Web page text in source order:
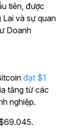
tiên, được
và sự quan
Doanh
đạt $1
tăng từ các
nghiệp.